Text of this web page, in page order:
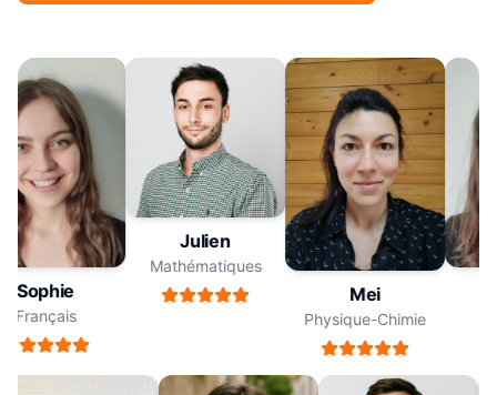
Sophie
Français
Julien
Mathématiques
Mei
Physique-Chimie